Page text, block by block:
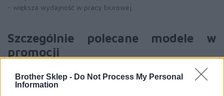
Brother Sklep - Do Not Process My Personal
Information
- większa wydajność w pracy biurowej.
Szczególnie polecane modele w
promocji
i znajdź coś dla siebie.